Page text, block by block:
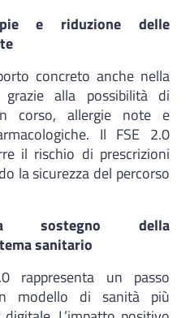
e riduzione delle
concreto anche nella
alla possibilità di
corso, allergie note e
Il FSE 2.0
il rischio di prescrizioni
la sicurezza del percorso
a sostegno della
sanitario
rappresenta un passo
modello di sanità più